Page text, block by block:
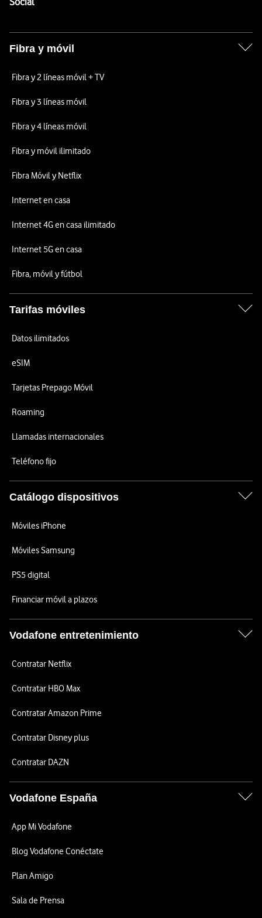
Fibra y móvil
Fibra y 2 líneas móvil + TV
Fibra y 3 líneas móvil
Fibra y 4 líneas móvil
Fibra y móvil ilimitado
Fibra Móvil y Netflix
Internet en casa
Internet 4G en casa ilimitado
Internet 5G en casa
Fibra, móvil y fútbol
Tarifas móviles
Datos ilimitados
eSIM
Tarjetas Prepago Móvil
Roaming
Llamadas internacionales
Teléfono fijo
Catálogo dispositivos
Móviles iPhone
Móviles Samsung
PS5 digital
Financiar móvil a plazos
Vodafone entretenimiento
Contratar Netflix
Contratar HBO Max
Contratar Amazon Prime
Contratar Disney plus
Contratar DAZN
Vodafone España
App Mi Vodafone
Blog Vodafone Conéctate
Plan Amigo
Sala de Prensa